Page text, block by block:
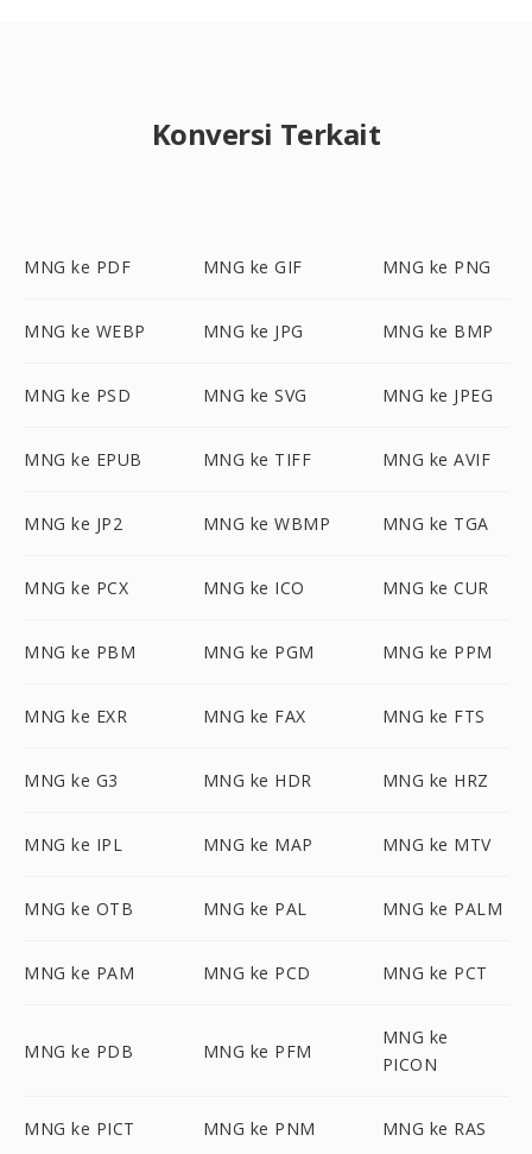
Konversi Terkait
MNG ke PDF MNG ke GIF MNG ke PNG
MNG ke WEBP MNG ke JPG MNG ke BMP
MNG ke PSD MNG ke SVG MNG ke JPEG
MNG ke EPUB MNG ke TIFF MNG ke AVIF
MNG ke JP2 MNG ke WBMP MNG ke TGA
MNG ke PCX MNG ke ICO MNG ke CUR
MNG ke PBM MNG ke PGM MNG ke PPM
MNG ke EXR MNG ke FAX MNG ke FTS
MNG ke G3 MNG ke HDR MNG ke HRZ
MNG ke IPL MNG ke MAP MNG ke MTV
MNG ke OTB MNG ke PAL MNG ke PALM
MNG ke PAM MNG ke PCD MNG ke PCT
MNG ke PDB MNG ke PFM
MNG ke
PICON
MNG ke PICT MNG ke PNM MNG ke RAS